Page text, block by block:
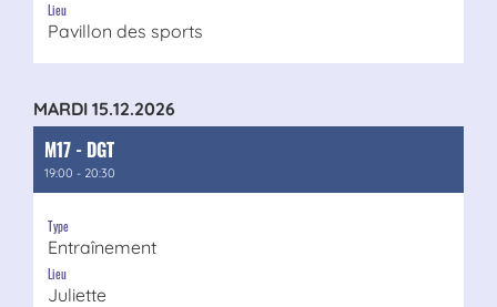
Lieu
Pavillon des sports
MARDI 15.12.2026
M17 - DGT
19:00 - 20:30
Type
Entraînement
Lieu
Juliette